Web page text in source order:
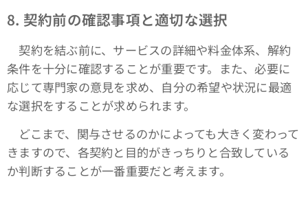
8. 契約前の確認事項と適切な選択
契約を結ぶ前に、サービスの詳細や料金体系、解約
条件を十分に確認することが重要です。また、必要に
応じて専門家の意見を求め、自分の希望や状況に最適
な選択をすることが求められます。
どこまで、関与させるのかによっても大きく変わって
きますので、各契約と目的がきっちりと合致している
か判断することが一番重要だと考えます。